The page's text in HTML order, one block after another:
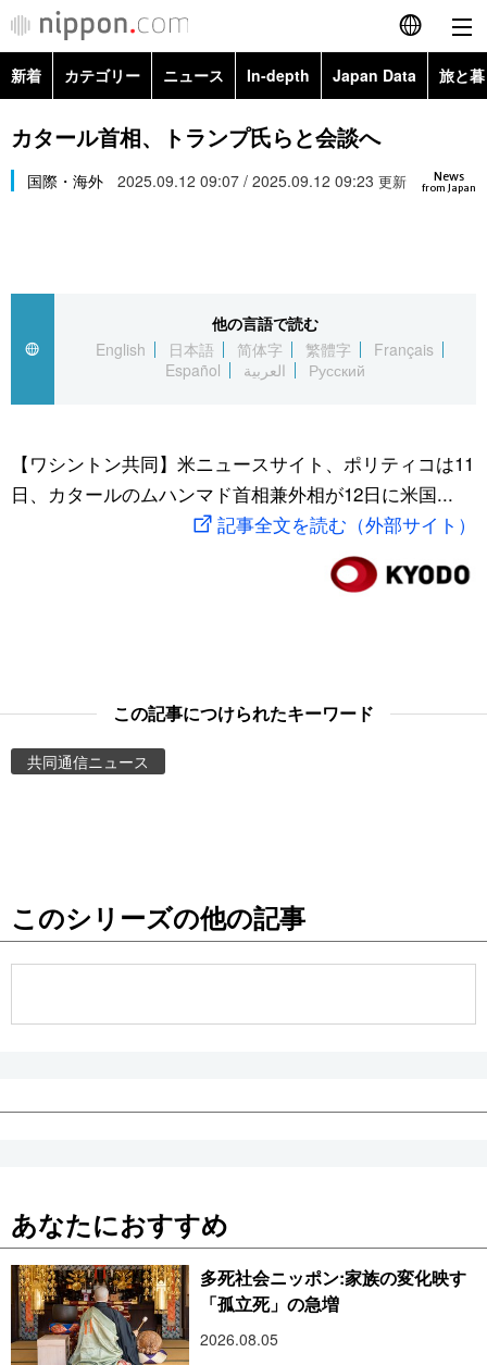
English
简体字
繁體字
العربية
社会
スポーツ・東京2020
旅と暮らし
Images
新着 カテゴリー ニュース In-depth Japan Data 旅と
政治・外交
経済・ビジネス
社会
文化
科学・技術
暮らし
Images
お知らせ
カタール首相、トランプ氏らと会談へ
News
from Japan
国際・海外 2025.09.12 09:07 / 2025.09.12 09:23 更新
他の言語で読む
English
日本語 简体字 繁體字
Français
Español
العربية Русский
【ワシントン共同】米ニュースサイト、ポリティコは11
日、カタールのムハンマド首相兼外相が12日に米国...
記事全文を読む（外部サイト）
この記事につけられたキーワード
共同通信ニュース
このシリーズの他の記事
あなたにおすすめ
多死社会ニッポン:家族の変化映す
「孤立死」の急増
2026.08.05